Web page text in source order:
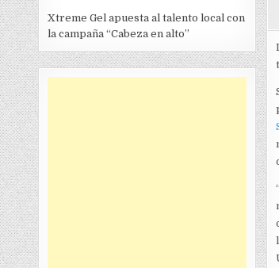
Xtreme Gel apuesta al talento local con
la campaña “Cabeza en alto”